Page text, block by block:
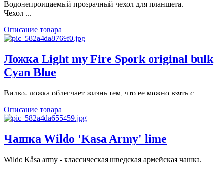
Водонепроицаемый прозрачный чехол для планшета.
Чехол ...
Описание товара
Ложка Light my Fire Spork original bulk
Cyan Blue
Вилко- ложка облегчает жизнь тем, что ее можно взять с ...
Описание товара
Чашка Wildo 'Kasa Army' lime
Wildo Kåsa army - классическая шведская армейская чашка.